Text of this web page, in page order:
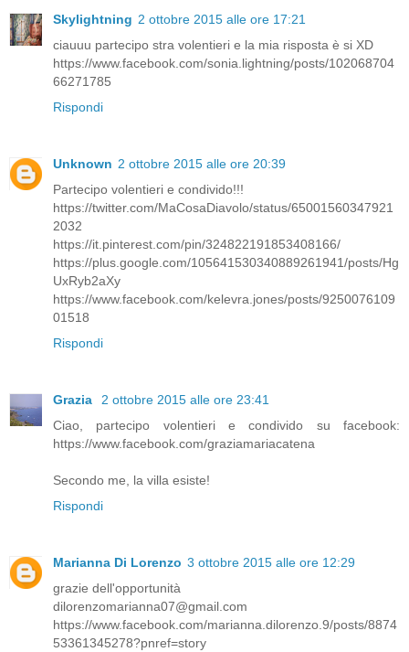
Skylightning 2 ottobre 2015 alle ore 17:21
ciauuu partecipo stra volentieri e la mia risposta è si XD
https://www.facebook.com/sonia.lightning/posts/102068704
66271785
Rispondi
Unknown 2 ottobre 2015 alle ore 20:39
Partecipo volentieri e condivido!!!
https://twitter.com/MaCosaDiavolo/status/65001560347921
2032
https://it.pinterest.com/pin/324822191853408166/
https://plus.google.com/105641530340889261941/posts/Hg
UxRyb2aXy
https://www.facebook.com/kelevra.jones/posts/9250076109
01518
Rispondi
Grazia
2 ottobre 2015 alle ore 23:41
Ciao, partecipo volentieri e condivido su facebook:
https://www.facebook.com/graziamariacatena
Secondo me, la villa esiste!
Rispondi
Marianna Di Lorenzo 3 ottobre 2015 alle ore 12:29
grazie dell'opportunità
dilorenzomarianna07@gmail.com
https://www.facebook.com/marianna.dilorenzo.9/posts/8874
53361345278?pnref=story